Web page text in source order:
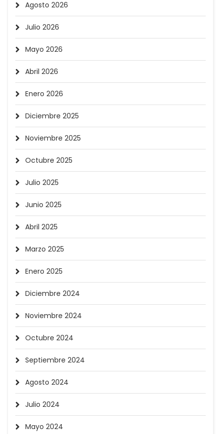
Agosto 2026
Julio 2026
Mayo 2026
Abril 2026
Enero 2026
Diciembre 2025
Noviembre 2025
Octubre 2025
Julio 2025
Junio 2025
Abril 2025
Marzo 2025
Enero 2025
Diciembre 2024
Noviembre 2024
Octubre 2024
Septiembre 2024
Agosto 2024
Julio 2024
Mayo 2024